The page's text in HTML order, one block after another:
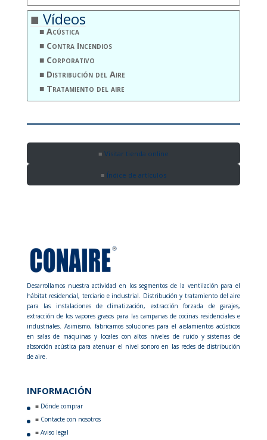
Vídeos
Acústica
Contra Incendios
Corporativo
Distribución del Aire
Tratamiento del aire
Visitar tienda online
Índice de artículos
Desarrollamos nuestra actividad en los segmentos de la ventilación para el
hábitat residencial, terciario e industrial. Distribución y tratamiento del aire
para las instalaciones de climatización, extracción forzada de garajes,
extracción de los vapores grasos para las campanas de cocinas residenciales e
industriales. Asimismo, fabricamos soluciones para el aislamientos acústicos
en salas de máquinas y locales con altos niveles de ruido y sistemas de
absorción acústica para atenuar el nivel sonoro en las redes de distribución
de aire.
INFORMACIÓN
Dónde comprar
Contacte con nosotros
Aviso legal